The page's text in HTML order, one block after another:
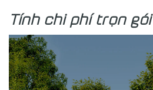
Tính chi phí trọn gói